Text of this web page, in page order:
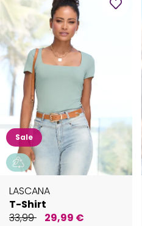
Sale
LASCANA
T-Shirt
33,99
29,99 €